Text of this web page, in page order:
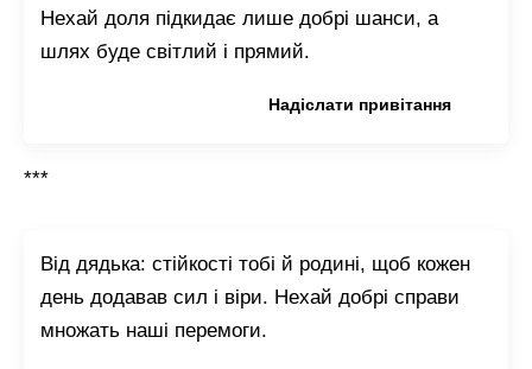
Нехай доля підкидає лише добрі шанси, а
шлях буде світлий і прямий.
Надіслати привітання
***
Від дядька: стійкості тобі й родині, щоб кожен
день додавав сил і віри. Нехай добрі справи
множать наші перемоги.